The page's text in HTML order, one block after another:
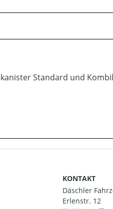
Standard und
KONTAKT
Däschler
Erlenstr. 12